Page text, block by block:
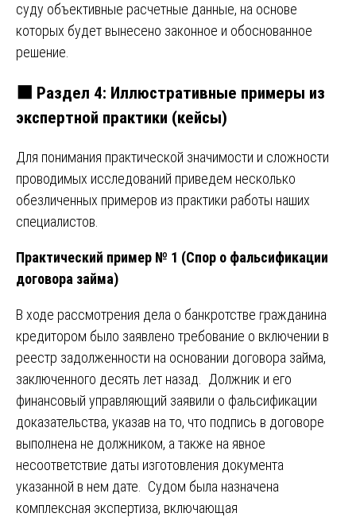
суду объективные расчетные данные, на основе
которых будет вынесено законное и обоснованное
решение.
⬛ Раздел 4: Иллюстративные примеры из
экспертной практики (кейсы)
Для понимания практической значимости и сложности
проводимых исследований приведем несколько
обезличенных примеров из практики работы наших
специалистов.
Практический пример № 1 (Спор о фальсификации
договора займа)
В ходе рассмотрения дела о банкротстве гражданина
кредитором было заявлено требование о включении в
реестр задолженности на основании договора займа,
заключенного десять лет назад. Должник и его
финансовый управляющий заявили о фальсификации
доказательства, указав на то, что подпись в договоре
выполнена не должником, а также на явное
несоответствие даты изготовления документа
указанной в нем дате. Судом была назначена
комплексная экспертиза, включающая